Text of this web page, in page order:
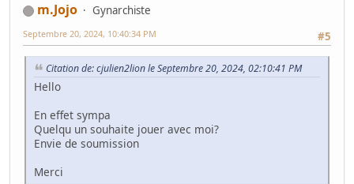
m.Jojo
Gynarchiste
#5
Septembre 20, 2024, 10:40:34 PM
Citation de: cjulien2lion le Septembre 20, 2024, 02:10:41 PM
Hello
En effet sympa
Quelqu un souhaite jouer avec moi?
Envie de soumission
Merci